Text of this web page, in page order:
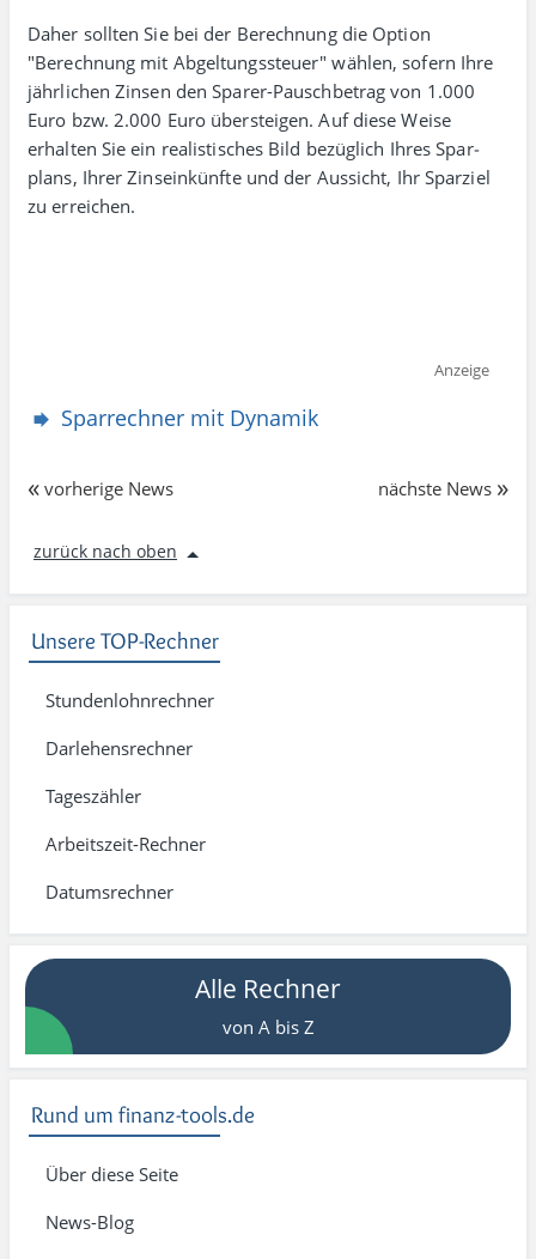
Daher sollten Sie bei der Berechnung die Option
"Berechnung mit Abgeltungs­steuer" wählen, sofern Ihre
jähr­lichen Zinsen den Sparer-Pauschbetrag von 1.000
Euro bzw. 2.000 Euro übersteigen. Auf diese Weise
erhalten Sie ein realis­tisches Bild bezüg­lich Ihres Spar­
plans, Ihrer Zins­ein­künfte und der Aus­sicht, Ihr Spar­ziel
zu erreichen.
Anzeige
Sparrechner mit Dynamik
« vorherige News nächste News »
zurück nach oben
Unsere TOP-Rechner
Stundenlohnrechner
Darlehensrechner
Tageszähler
Arbeitszeit-Rechner
Datumsrechner
Alle Rechner
von A bis Z
Rund um finanz-tools.de
Über diese Seite
News-Blog